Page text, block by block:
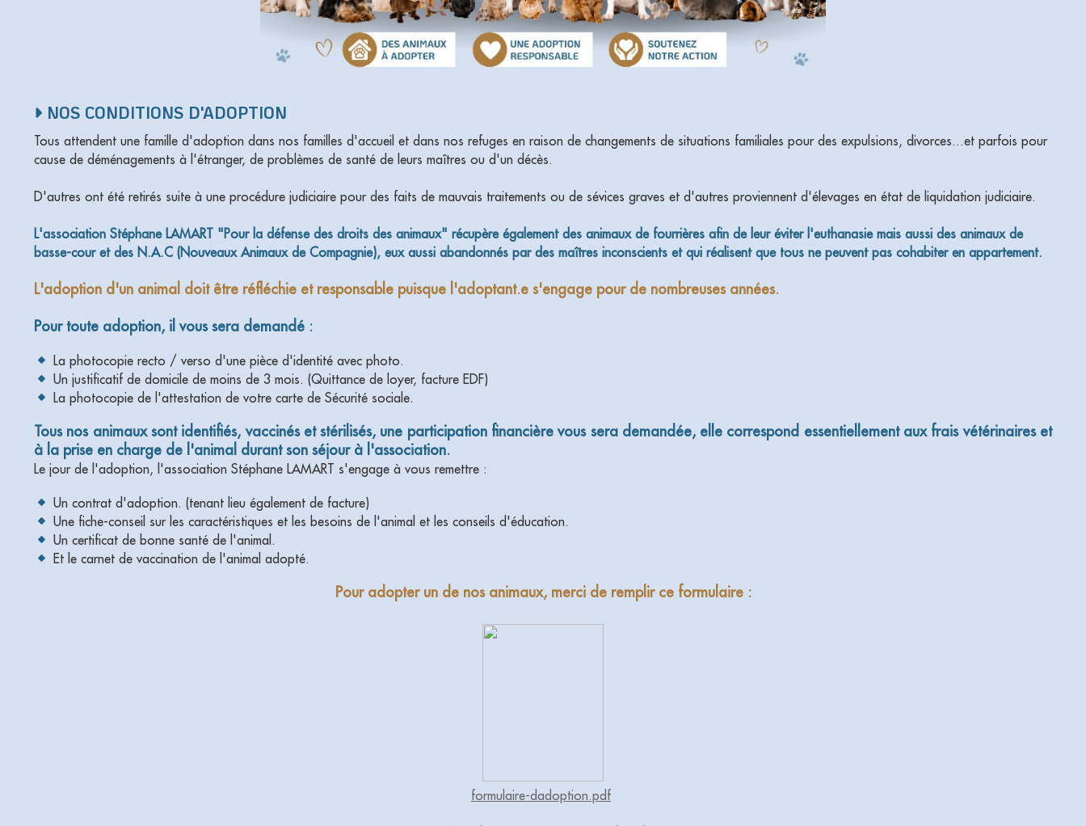
NOS CONDITIONS D'ADOPTION
Tous attendent une famille d'adoption dans nos familles d'accueil et dans nos refuges en raison de changements de situations familiales pour des expulsions, divorces...et parfois pour
cause de déménagements à l'étranger, de problèmes de santé de leurs maîtres ou d'un décès.
D'autres ont été retirés suite à une procédure judiciaire pour des faits de mauvais traitements ou de sévices graves et d'autres proviennent d'élevages en état de liquidation judiciaire.
L'association Stéphane LAMART "Pour la défense des droits des animaux" récupère également des animaux de fourrières afin de leur éviter l'euthanasie mais aussi des animaux de
basse-cour et des N.A.C (Nouveaux Animaux de Compagnie), eux aussi abandonnés par des maîtres inconscients et qui réalisent que tous ne peuvent pas cohabiter en appartement.
L'adoption d'un animal doit être réfléchie et responsable puisque l'adoptant.e s'engage pour de nombreuses années.
Pour toute adoption, il vous sera demandé :
La photocopie recto / verso d'une pièce d'identité avec photo.
Un justificatif de domicile de moins de 3 mois. (Quittance de loyer, facture EDF)
La photocopie de l'attestation de votre carte de Sécurité sociale.
Tous nos animaux sont identifiés, vaccinés et stérilisés, une participation financière vous sera demandée, elle correspond essentiellement aux frais vétérinaires et
à la prise en charge de l'animal durant son séjour à l'association.
Le jour de l'adoption, l'association Stéphane LAMART s'engage à vous remettre :
Un contrat d'adoption. (tenant lieu également de facture)
Une fiche-conseil sur les caractéristiques et les besoins de l'animal et les conseils d'éducation.
Un certificat de bonne santé de l'animal.
Et le carnet de vaccination de l'animal adopté.
Pour adopter un de nos animaux, merci de remplir ce formulaire :
formulaire-dadoption.pdf